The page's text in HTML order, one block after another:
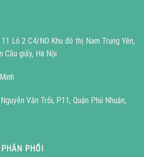
Lô 2 C4/NO Khu đô thị Nam Trung Yên,
Cầu giấy, Hà Nội
Văn Trỗi, P11, Quận Phú Nhuận,
PHỐI